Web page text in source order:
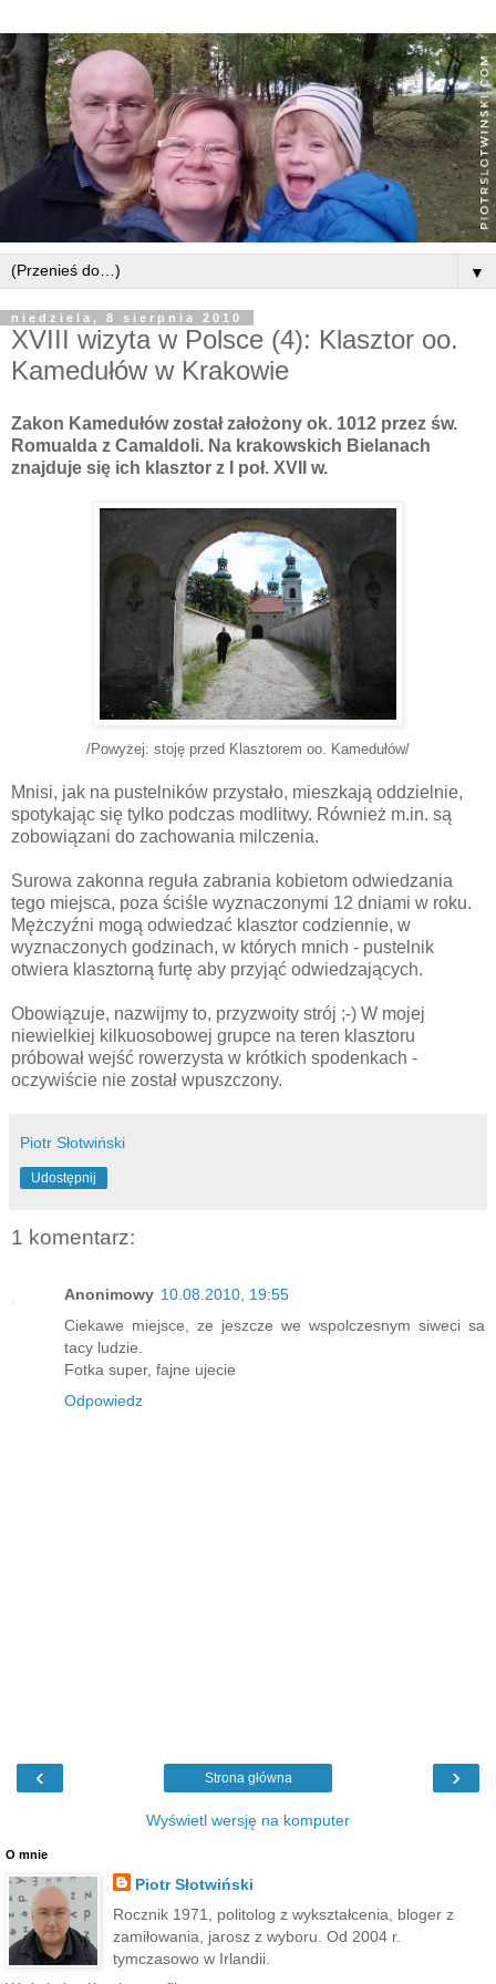
▼
niedziela, 8 sierpnia 2010
XVIII wizyta w Polsce (4): Klasztor oo.
Kamedułów w Krakowie
Zakon Kamedułów został założony ok. 1012 przez św.
Romualda z Camaldoli. Na krakowskich Bielanach
znajduje się ich klasztor z I poł. XVII w.
/Powyżej: stoję przed Klasztorem oo. Kamedułów/
Mnisi, jak na pustelników przystało, mieszkają oddzielnie,
spotykając się tylko podczas modlitwy. Również m.in. są
zobowiązani do zachowania milczenia.
Surowa zakonna reguła zabrania kobietom odwiedzania
tego miejsca, poza ściśle wyznaczonymi 12 dniami w roku.
Mężczyźni mogą odwiedzać klasztor codziennie, w
wyznaczonych godzinach, w których mnich - pustelnik
otwiera klasztorną furtę aby przyjąć odwiedzających.
Obowiązuje, nazwijmy to, przyzwoity strój ;-) W mojej
niewielkiej kilkuosobowej grupce na teren klasztoru
próbował wejść rowerzysta w krótkich spodenkach -
oczywiście nie został wpuszczony.
Piotr Słotwiński
Udostępnij
1 komentarz:
Anonimowy 10.08.2010, 19:55
Ciekawe miejsce, ze jeszcze we wspolczesnym siweci sa
tacy ludzie.
Fotka super, fajne ujecie
Odpowiedz
‹ ›
Strona główna
Wyświetl wersję na komputer
O mnie
Piotr Słotwiński
Rocznik 1971, politolog z wykształcenia, bloger z
zamiłowania, jarosz z wyboru. Od 2004 r.
tymczasowo w Irlandii.